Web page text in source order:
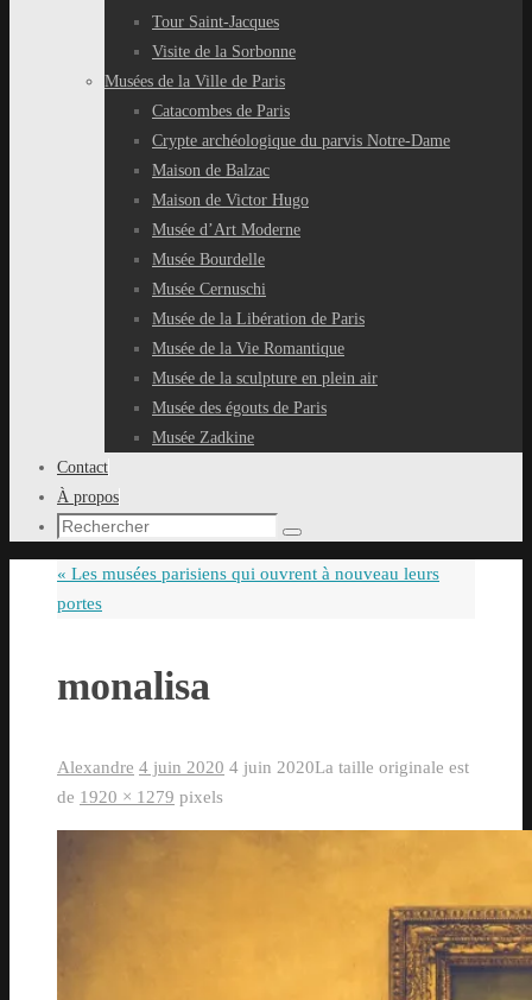
Tour Saint-Jacques
Visite de la Sorbonne
Musées de la Ville de Paris
Catacombes de Paris
Crypte archéologique du parvis Notre-Dame
Maison de Balzac
Maison de Victor Hugo
Musée d’Art Moderne
Musée Bourdelle
Musée Cernuschi
Musée de la Libération de Paris
Musée de la Vie Romantique
Musée de la sculpture en plein air
Musée des égouts de Paris
Musée Zadkine
Contact
À propos
Recherche
:
Rechercher
« Les musées parisiens qui ouvrent à nouveau leurs
portes
monalisa
Alexandre 4 juin 2020 4 juin 2020La taille originale est
de 1920 × 1279 pixels